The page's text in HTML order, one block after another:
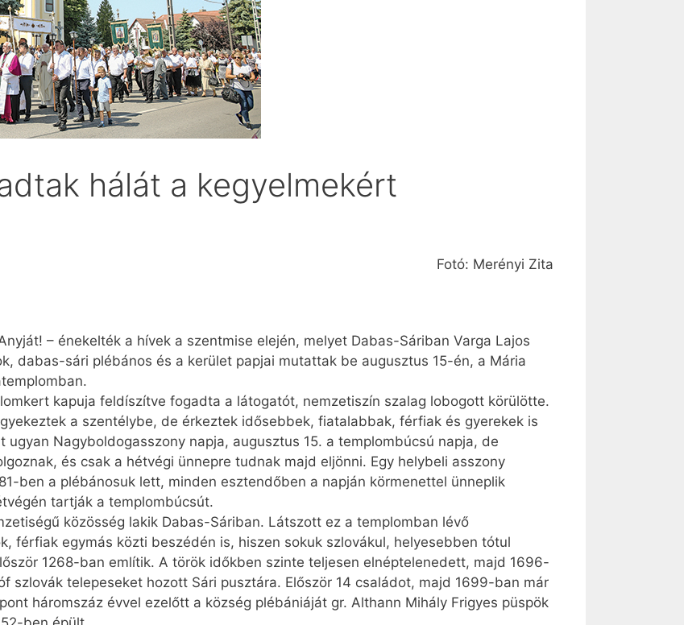
hálát a kegyelmekért
Fotó: Merényi Zita
– énekelték a hívek a szentmise elején, melyet Dabas-Sáriban Varga Lajos
dabas-sári plébános és a kerület papjai mutattak be augusztus 15-én, a Mária
kapuja feldíszítve fogadta a látogatót, nemzetiszín szalag lobogott körülötte.
a szentélybe, de érkeztek idősebbek, fiatalabbak, férfiak és gyerekek is
Nagyboldog­asszony napja, augusztus 15. a templombúcsú napja, de
és csak a hétvégi ünnepre tudnak majd eljönni. Egy helybeli asszony
ben a plébánosuk lett, minden esztendőben a napján körmenettel ünneplik
tartják a templombúcsút.
közösség lakik Dabas-Sáriban. Látszott ez a templomban lévő
férfiak egymás közti beszédén is, hiszen sokuk szlovákul, helyesebben tótul
1268-ban említik. A török időkben szinte teljesen elnéptelenedett, majd 1696-
szlovák telepeseket hozott Sári pusztára. Először 14 családot, majd 1699-ban már
háromszáz évvel ezelőtt a község plébániáját gr. Althann Mihály Frigyes püspök